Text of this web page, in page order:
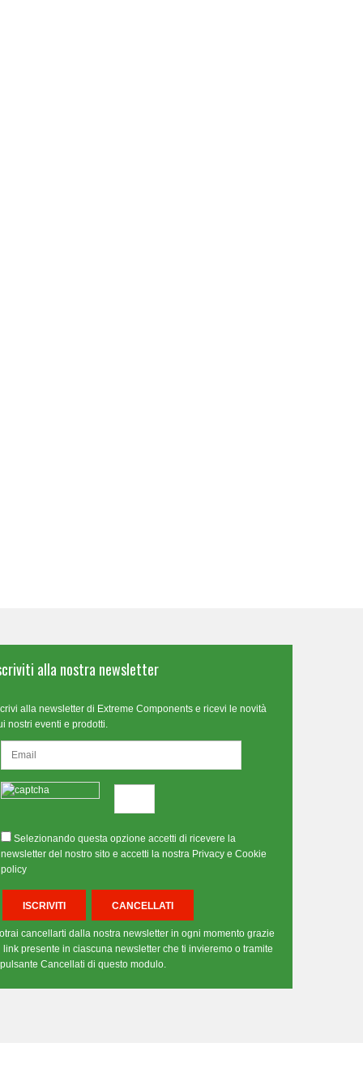
alla nostra newsletter
alla newsletter di Extreme Components e ricevi le novità
nostri eventi e prodotti.
Selezionando questa opzione accetti di ricevere la
newsletter del nostro sito e accetti la nostra Privacy e Cookie
policy
cancellarti dalla nostra newsletter in ogni momento grazie
link presente in ciascuna newsletter che ti invieremo o tramite
Cancellati di questo modulo.